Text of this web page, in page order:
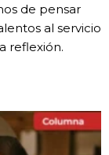
de pensar
al servicio
reflexión.